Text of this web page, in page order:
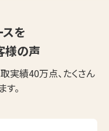
スを
様の声
実績40万点、たくさん
。